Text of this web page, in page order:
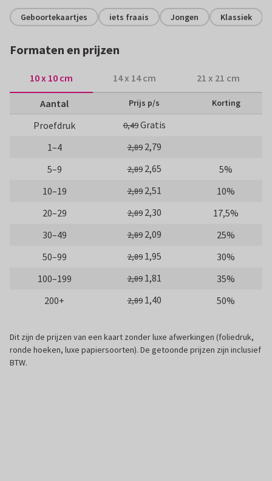
Geboortekaartjes iets fraais Jongen Klassiek
Formaten en prijzen
10 x 10 cm 14 x 14 cm 21 x 21 cm
Aantal Prijs p/s Korting
Proefdruk 0,49Gratis
1–4
2,89 2,79
5–9
2,89 2,65
5%
10–19
2,89 2,51
10%
20–29
2,89 2,30
17,5%
30–49
2,89 2,09
25%
50–99
2,89 1,95
30%
100–199
2,89 1,81
35%
200+
2,89 1,40 50%
Dit zijn de prijzen van een kaart zonder luxe afwerkingen (foliedruk,
ronde hoeken, luxe papiersoorten). De getoonde prijzen zijn inclusief
BTW.